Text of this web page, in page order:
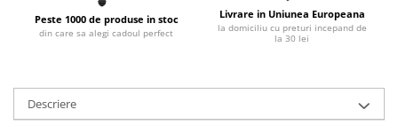
Peste 1000 de produse in stoc
din care sa alegi cadoul perfect
Livrare in Uniunea Europeana
la domiciliu cu preturi incepand de
la 30 lei
Descriere